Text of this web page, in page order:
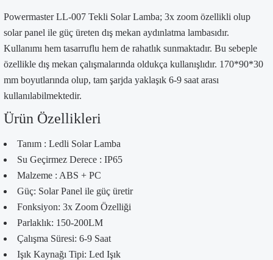
Powermaster LL-007 Tekli Solar Lamba; 3x zoom özellikli olup
solar panel ile güç üreten dış mekan aydınlatma lambasıdır.
Kullanımı hem tasarruflu hem de rahatlık sunmaktadır. Bu sebeple
özellikle dış mekan çalışmalarında oldukça kullanışlıdır. 170*90*30
mm boyutlarında olup, tam şarjda yaklaşık 6-9 saat arası
kullanılabilmektedir.
Ürün Özellikleri
Tanım : Ledli Solar Lamba
Su Geçirmez Derece : IP65
Malzeme : ABS + PC
Güç: Solar Panel ile güç üretir
Fonksiyon: 3x Zoom Özelliği
Parlaklık: 150-200LM
Çalışma Süresi: 6-9 Saat
Işık Kaynağı Tipi: Led Işık